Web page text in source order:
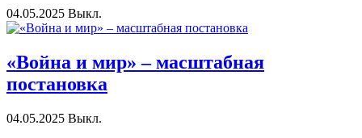
04.05.2025 Выкл.
«Война и мир» – масштабная
постановка
04.05.2025 Выкл.